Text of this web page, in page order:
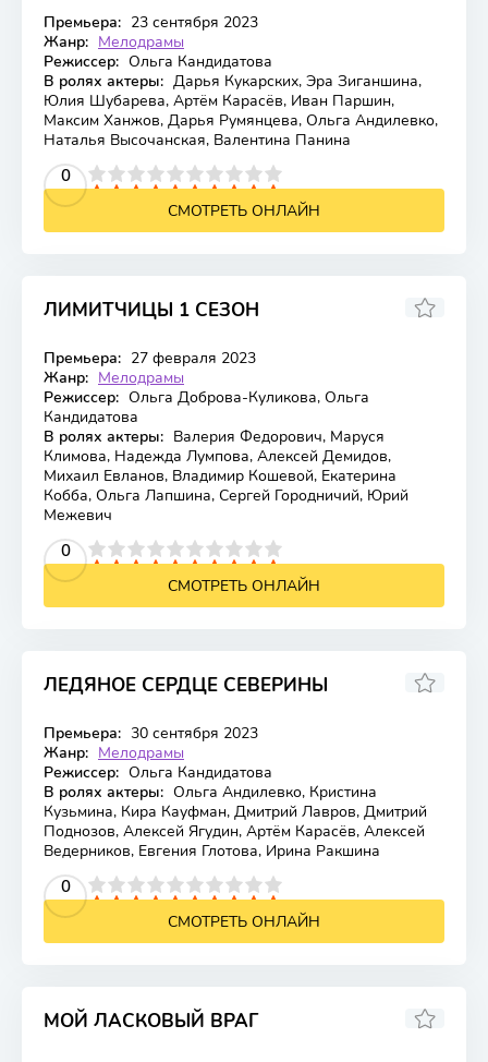
Премьера: 23 сентября 2023
Жанр: Мелодрамы
Режиссер: Ольга Кандидатова
В ролях актеры: Дарья Кукарских, Эра Зиганшина,
Юлия Шубарева, Артём Карасёв, Иван Паршин,
Максим Ханжов, Дарья Румянцева, Ольга Андилевко,
Наталья Высочанская, Валентина Панина
0
4 5 6 7 8 9 10
СМОТРЕТЬ ОНЛАЙН
ЛИМИТЧИЦЫ 1 СЕЗОН
Премьера: 27 февраля 2023
Жанр: Мелодрамы
Режиссер: Ольга Доброва-Куликова, Ольга
Кандидатова
В ролях актеры: Валерия Федорович, Маруся
Климова, Надежда Лумпова, Алексей Демидов,
Михаил Евланов, Владимир Кошевой, Екатерина
Кобба, Ольга Лапшина, Сергей Городничий, Юрий
Межевич
0
4 5 6 7 8 9 10
СМОТРЕТЬ ОНЛАЙН
ЛЕДЯНОЕ СЕРДЦЕ СЕВЕРИНЫ
Премьера: 30 сентября 2023
Жанр: Мелодрамы
Режиссер: Ольга Кандидатова
В ролях актеры: Ольга Андилевко, Кристина
Кузьмина, Кира Кауфман, Дмитрий Лавров, Дмитрий
Поднозов, Алексей Ягудин, Артём Карасёв, Алексей
Ведерников, Евгения Глотова, Ирина Ракшина
0
4 5 6 7 8 9 10
СМОТРЕТЬ ОНЛАЙН
МОЙ ЛАСКОВЫЙ ВРАГ